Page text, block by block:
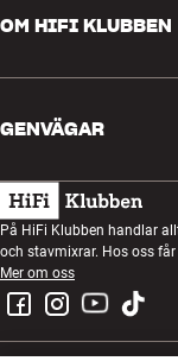
Retur och reklamation
Ångra beställning
Köpvillkor
Integritetspolicy
OM HIFI KLUBBEN
Kundklubb
Lyssnarkväll
Tävlingar
Jobb i HiFi Klubben
GENVÄGAR
Presentkort
Bygg med ljud
Montering och
På HiFi Klubben handlar
och stavmixrar. Hos oss
Mer om oss